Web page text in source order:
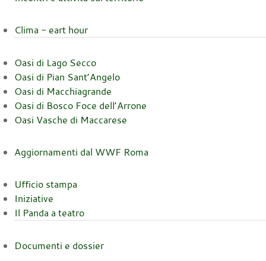
Clima - eart hour
Oasi di Lago Secco
Oasi di Pian Sant’Angelo
Oasi di Macchiagrande
Oasi di Bosco Foce dell’Arrone
Oasi Vasche di Maccarese
Aggiornamenti dal WWF Roma
Ufficio stampa
Iniziative
Il Panda a teatro
Documenti e dossier